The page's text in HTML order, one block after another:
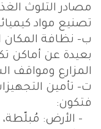
مصادر التلوث
تصنيع مواد
ب‌- نظافة
بعيدة عن أماكن
المزارع ومواقف
ت‌- تأمين
فتكون:
- الأرض: